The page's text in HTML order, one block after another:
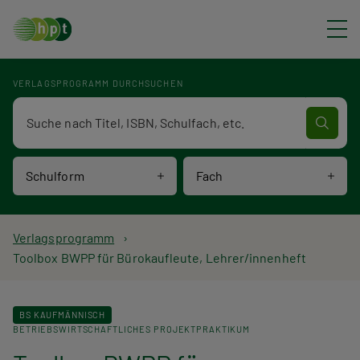
VERLAGSPROGRAMM DURCHSUCHEN
Schulform Fach
Verlagsprogramm Volltextsuche
P
a
d
Verlagsprogramm
Toolbox BWPP für Bürokaufleute, Lehrer/innenheft
BS KAUFMÄNNISCH
BETRIEBSWIRTSCHAFTLICHES PROJEKTPRAKTIKUM